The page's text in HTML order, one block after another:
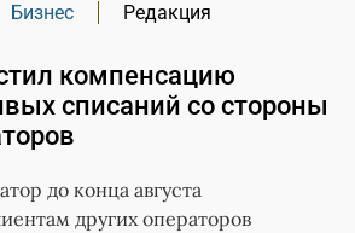
Бизнес Редакция
компенсацию
списаний со стороны
до конца августа
других операторов